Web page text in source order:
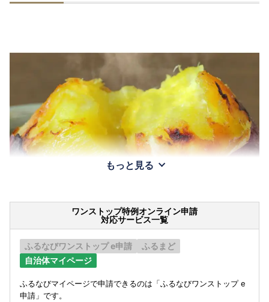
もっと見る
ワンストップ特例オンライン申請
対応サービス一覧
ふるなびワンストップ e申請
ふるまど
自治体マイページ
ふるなびマイページで申請できるのは「ふるなびワンストップ e
申請」です。